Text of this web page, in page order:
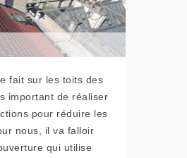
fait sur les toits des
important de réaliser
pour réduire les
nous, il va falloir
qui utilise